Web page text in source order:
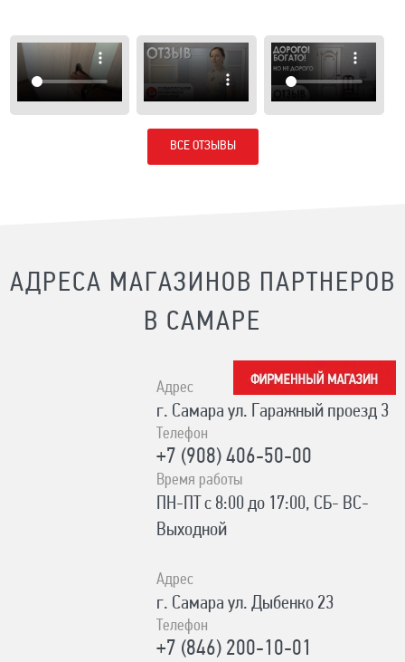
ВСЕ ОТЗЫВЫ
АДРЕСА МАГАЗИНОВ ПАРТНЕРОВ
В САМАРЕ
Адрес
г. Самара ул. Гаражный проезд 3
Телефон
+7 (908) 406-50-00
Время работы
ПН-ПТ с 8:00 до 17:00, СБ- ВС-
Выходной
Адрес
г. Самара ул. Дыбенко 23
Телефон
+7 (846) 200-10-01